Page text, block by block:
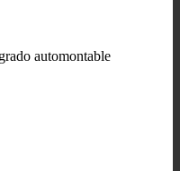
automontable